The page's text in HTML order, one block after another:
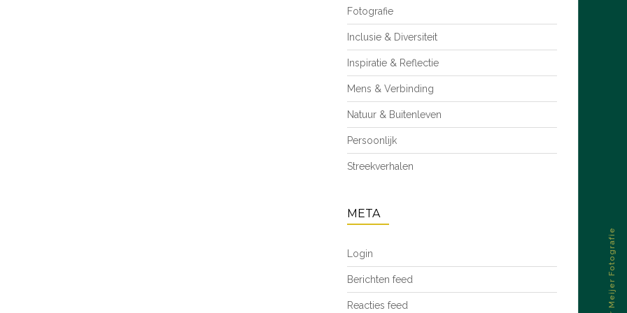
Fotografie
Inclusie & Diversiteit
Inspiratie & Reflectie
Mens & Verbinding
Natuur & Buitenleven
Persoonlijk
Streekverhalen
META
Login
Berichten feed
Reacties feed